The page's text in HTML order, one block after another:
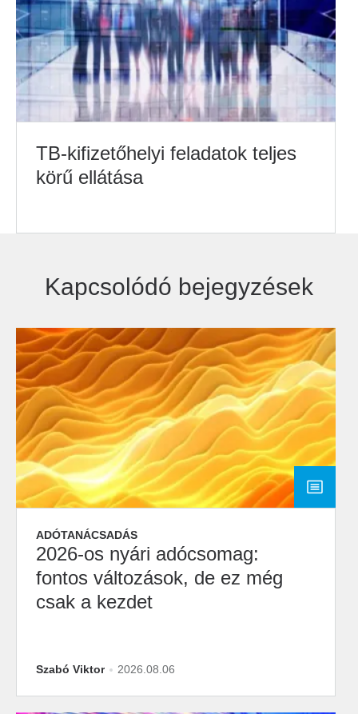
TB-kifizetőhelyi feladatok teljes
körű ellátása
Kapcsolódó bejegyzések
ADÓTANÁCSADÁS
2026-os nyári adócsomag:
fontos változások, de ez még
csak a kezdet
Szabó Viktor 2026.08.06